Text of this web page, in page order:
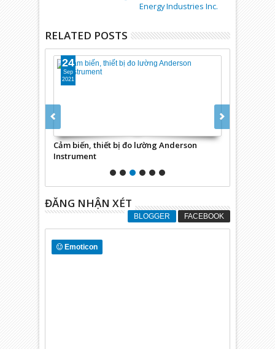
Energy Industries Inc.
RELATED POSTS
Cảm biến, thiết bị đo lường Anderson
Instrument
24
Sep
2021
ĐĂNG NHẬN XÉT
BLOGGER FACEBOOK
Emoticon